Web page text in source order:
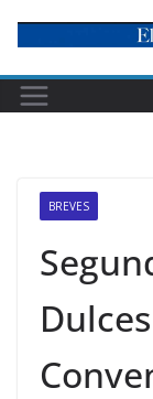
content
BREVES